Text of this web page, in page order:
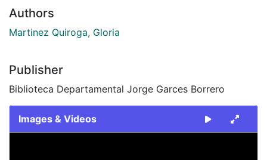
Authors
Martinez Quiroga, Gloria
Publisher
Biblioteca Departamental Jorge Garces Borrero
Images & Videos